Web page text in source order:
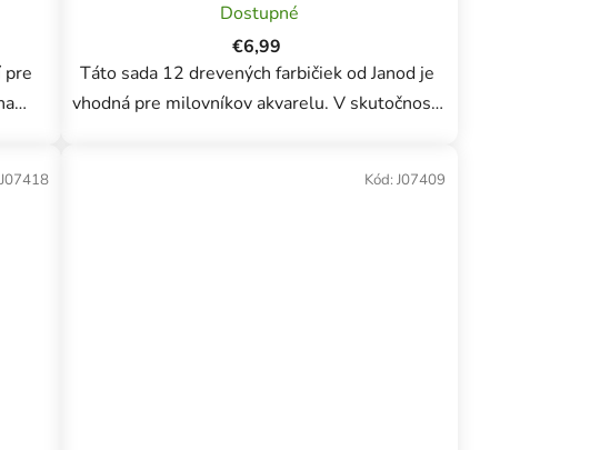
pre
Dostupné
€6,99
Táto sada 12 drevených farbičiek od Janod je
vhodná pre milovníkov akvarelu. V skutočnosti
J07418 Kód: J07409